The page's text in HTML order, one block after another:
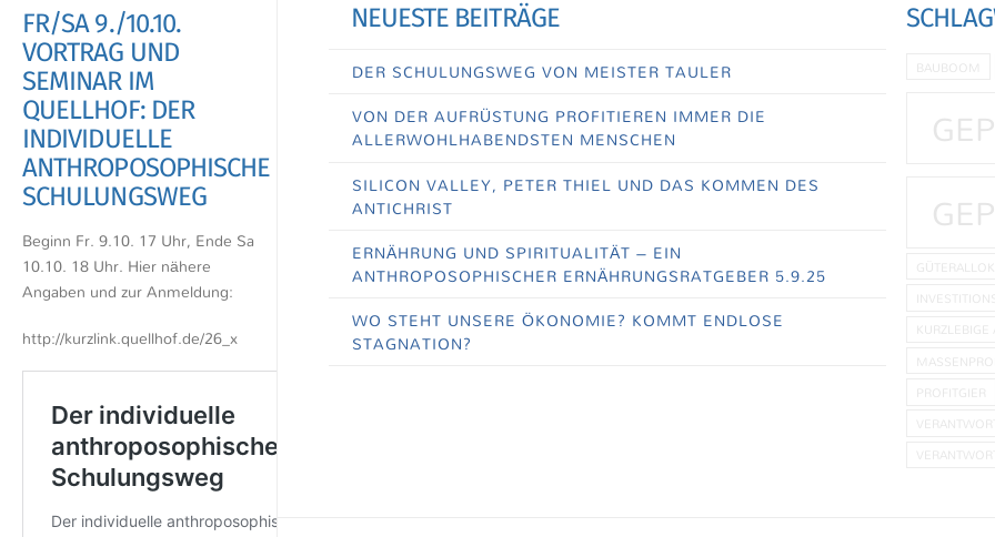
FR/SA 9./10.10.
VORTRAG UND
SEMINAR IM
QUELLHOF: DER
INDIVIDUELLE
ANTHROPOSOPHISCHE
SCHULUNGSWEG
Beginn Fr. 9.10. 17 Uhr, Ende Sa
10.10. 18 Uhr. Hier nähere
Angaben und zur Anmeldung:
http://kurzlink.quellhof.de/26_x
NEUESTE BEITRÄGE
DER SCHULUNGSWEG VON MEISTER TAULER
VON DER AUFRÜSTUNG PROFITIEREN IMMER DIE
ALLERWOHLHABENDSTEN MENSCHEN
SILICON VALLEY, PETER THIEL UND DAS KOMMEN DES
ANTICHRIST
ERNÄHRUNG UND SPIRITUALITÄT – EIN
ANTHROPOSOPHISCHER ERNÄHRUNGSRATGEBER 5.9.25
WO STEHT UNSERE ÖKONOMIE? KOMMT ENDLOSE
STAGNATION?
BAUBOOM
KURZLEBIGE
PROFITGIER